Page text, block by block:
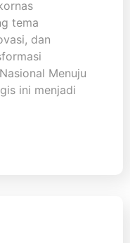
tema
dan
Menuju
ini menjadi